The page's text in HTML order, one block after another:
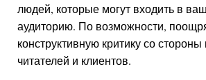
людей, которые могут входить в
аудиторию. По возможности,
конструктивную критику со
читателей и клиентов.